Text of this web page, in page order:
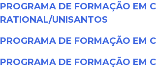
PROGRAMA DE FORMAÇÃO EM
RATIONAL/UNISANTOS
PROGRAMA DE FORMAÇÃO EM
PROGRAMA DE FORMAÇÃO EM